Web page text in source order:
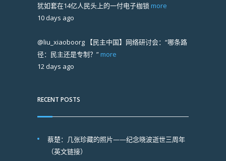
犹如套在14亿人民头上的一付电子枷锁 more
10 days ago
@liu_xiaoboorg 【民主中国】网络研讨会：“哪条路
径：民主还是专制？” more
12 days ago
RECENT POSTS
蔡楚：几张珍藏的照片——纪念晓波逝世三周年
（英文链接）